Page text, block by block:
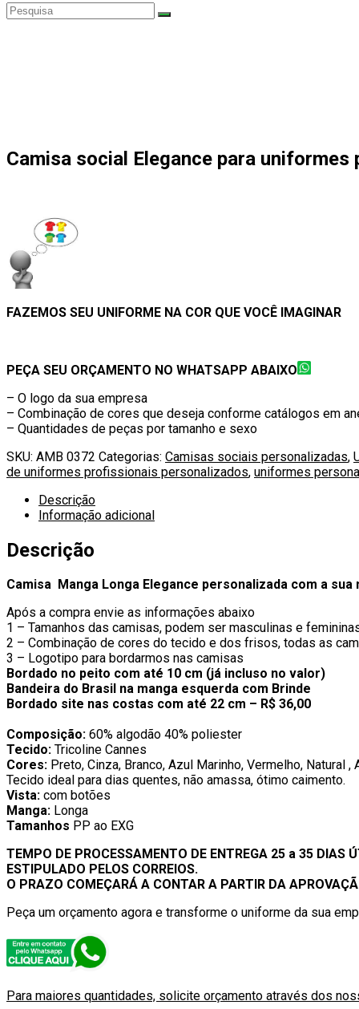
Camisa social Elegance para
FAZEMOS SEU UNIFORME NA COR QUE VOCÊ IMAGINAR
PEÇA SEU ORÇAMENTO NO WHATSAPP ABAIXO
– O logo da sua empresa
– Combinação de cores que deseja conforme catálogos em
– Quantidades de peças por tamanho e sexo
SKU: AMB 0372 Categorias: Camisas sociais personalizadas,
de uniformes profissionais personalizados, uniformes
Descrição
Informação adicional
Descrição
Camisa Manga Longa Elegance personalizada com a
Após a compra envie as informações abaixo
1 – Tamanhos das camisas, podem ser masculinas e
2 – Combinação de cores do tecido e dos frisos, todas as
3 – Logotipo para bordarmos nas camisas
Bordado no peito com até 10 cm (já incluso no valor)
Bandeira do Brasil na manga esquerda com Brinde
Bordado site nas costas com até 22 cm – R$ 36,00
Composição: 60% algodão 40% poliester
Tecido: Tricoline Cannes
Cores: Preto, Cinza, Branco, Azul Marinho, Vermelho, Natural ,
Tecido ideal para dias quentes, não amassa, ótimo caimento.
Vista: com botões
Manga: Longa
Tamanhos PP ao EXG
TEMPO DE PROCESSAMENTO DE ENTREGA 25 a 35 DIAS
ESTIPULADO PELOS CORREIOS.
O PRAZO COMEÇARÁ A CONTAR A PARTIR DA
Peça um orçamento agora e transforme o uniforme da sua
Para maiores quantidades, solicite orçamento através dos